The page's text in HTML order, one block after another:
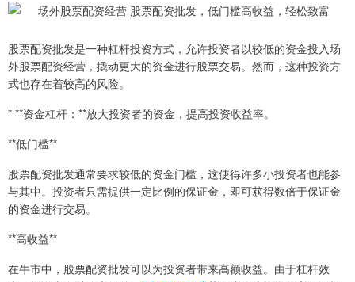
股票配资批发是一种杠杆投资方式，允许投资者以较低的资金投入场
外股票配资经营，撬动更大的资金进行股票交易。然而，这种投资方
式也存在着较高的风险。
* **资金杠杆：**放大投资者的资金，提高投资收益率。
**低门槛**
股票配资批发通常要求较低的资金门槛，这使得许多小投资者也能参
与其中。投资者只需提供一定比例的保证金，即可获得数倍于保证金
的资金进行交易。
**高收益**
在牛市中，股票配资批发可以为投资者带来高额收益。由于杠杆效